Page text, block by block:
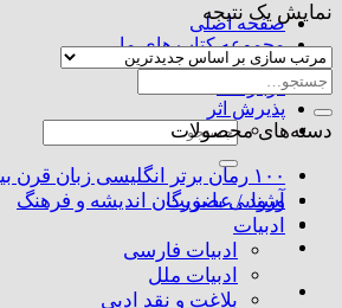
صفحه اصلی
مجموعه کتاب های ما
تماس با ما
درباره ما
پذیرش اثر
جستجو
برای:
ورود / عضویت
نمایش یک نتیجه
جستجو
برای:
دسته‌های محصولات
۱۰۰ رمان برتر انگلیسی زبان قرن بیست
آشنایی با بزرگان اندیشه و فرهنگ
ادبیات
ادبیات فارسی
ادبیات ملل
بلاغت و نقد ادبی